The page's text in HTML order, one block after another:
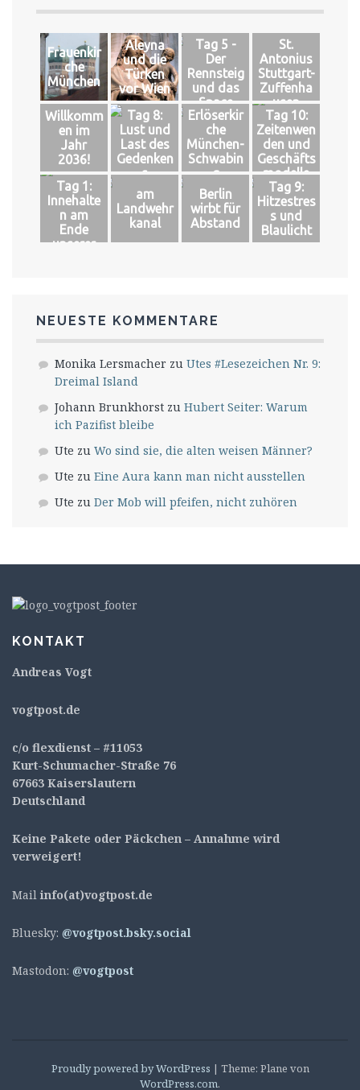
Frauenkir
che
München
Aleyna
und die
Türken
vor Wien
Tag 5 -
Der
Rennsteig
und das
Space
St.
Antonius
Stuttgart-
Zuffenha
usen
Willkomm
en im
Jahr
2036!
Tag 8:
Lust und
Last des
Gedenken
s
Erlöserkir
che
München-
Schwabin
g
Tag 10:
Zeitenwen
den und
Geschäfts
modelle
Tag 1:
Innehalte
n am
Ende
unserer
am
Landwehr
kanal
Berlin
wirbt für
Abstand
Tag 9:
Hitzestres
s und
Blaulicht
NEUESTE KOMMENTARE
Monika Lersmacher zu Utes #Lesezeichen Nr. 9:
Dreimal Island
Johann Brunkhorst zu Hubert Seiter: Warum
ich Pazifist bleibe
Ute zu Wo sind sie, die alten weisen Männer?
Ute zu Eine Aura kann man nicht ausstellen
Ute zu Der Mob will pfeifen, nicht zuhören
KONTAKT
Andreas Vogt
vogtpost.de
c/o flexdienst – #11053
Kurt-Schumacher-Straße 76
67663 Kaiserslautern
Deutschland
Keine Pakete oder Päckchen – Annahme wird
verweigert!
Mail info(at)vogtpost.de
Bluesky: @vogtpost.bsky.social
Mastodon: @vogtpost
Proudly powered by WordPress | Theme: Plane von
WordPress.com.